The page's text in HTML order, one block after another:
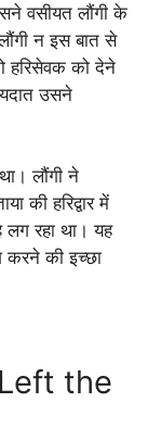
वसीयत लौंगी के
न इस बात से
हरिसेवक को देने
उसने
लौंगी ने
की हरिद्वार में
लग रहा था। यह
करने की इच्छा
the